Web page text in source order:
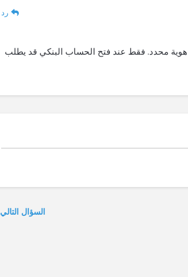
رد
هوية محدد. فقط عند فتح الحساب البنكي قد يطلب
السؤال التالي